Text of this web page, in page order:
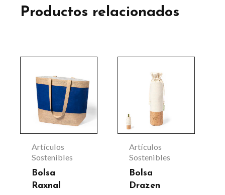
Productos relacionados
Artículos
Sostenibles
Bolsa
Raxnal
producto
tiene
múltiples
variantes.
Las
opciones
se
pueden
Artículos
Sostenibles
Bolsa
Drazen